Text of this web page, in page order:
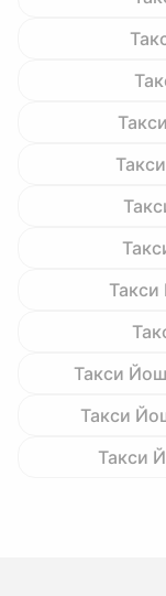
Такси
Такси
Такси